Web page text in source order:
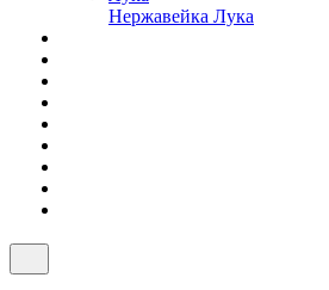
Нержавейка Лука